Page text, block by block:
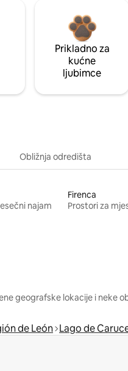
Prikladno za
kućne
ljubimce
Obližnja odredišta
najam
Firenca
Prostori za
geografske lokacije i neke
de León Lago de